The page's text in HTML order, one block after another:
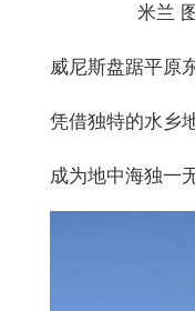
米兰
威尼斯盘踞平原
凭借独特的水乡
成为地中海独一